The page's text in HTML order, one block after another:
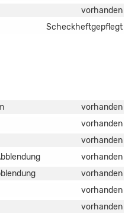
vorhanden
Scheckheftgepflegt
vorhanden
vorhanden
vorhanden
vorhanden
vorhanden
vorhanden
vorhanden